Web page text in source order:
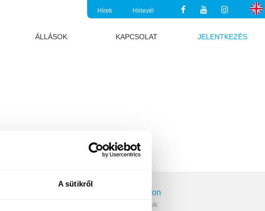
A sütikről
Hírek Hírlevél
ÁLLÁSOK KAPCSOLAT JELENTKEZÉS
Funside Balaton
Balatoni turnusok